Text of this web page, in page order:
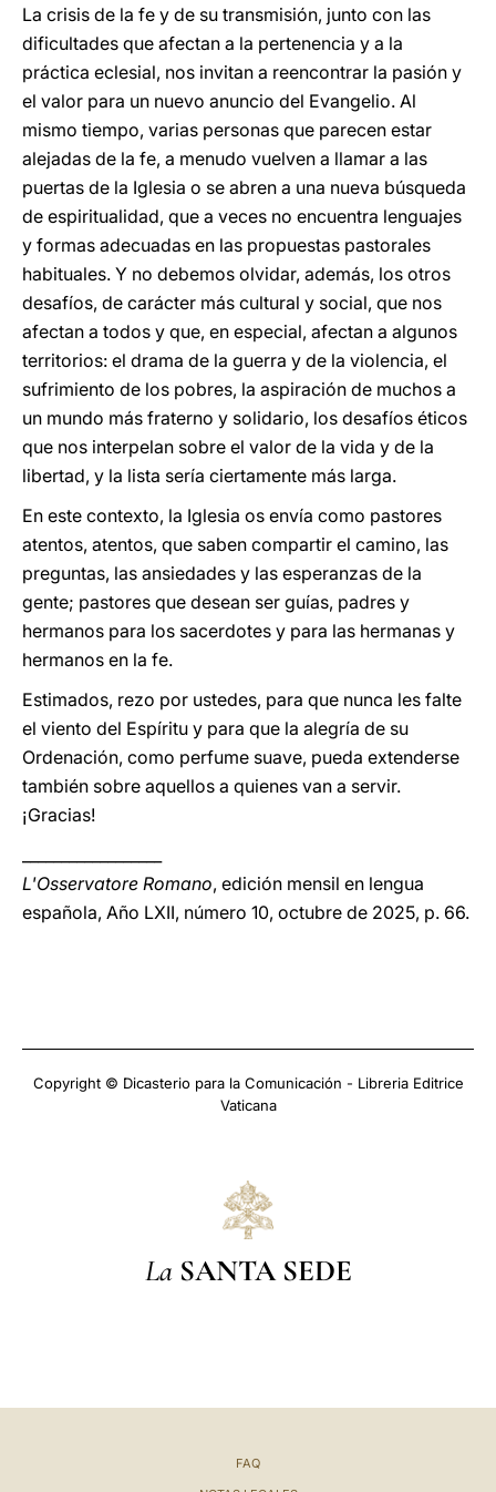
La crisis de la fe y de su transmisión, junto con las
dificultades que afectan a la pertenencia y a la
práctica eclesial, nos invitan a reencontrar la pasión y
el valor para un nuevo anuncio del Evangelio. Al
mismo tiempo, varias personas que parecen estar
alejadas de la fe, a menudo vuelven a llamar a las
puertas de la Iglesia o se abren a una nueva búsqueda
de espiritualidad, que a veces no encuentra lenguajes
y formas adecuadas en las propuestas pastorales
habituales. Y no debemos olvidar, además, los otros
desafíos, de carácter más cultural y social, que nos
afectan a todos y que, en especial, afectan a algunos
territorios: el drama de la guerra y de la violencia, el
sufrimiento de los pobres, la aspiración de muchos a
un mundo más fraterno y solidario, los desafíos éticos
que nos interpelan sobre el valor de la vida y de la
libertad, y la lista sería ciertamente más larga.
En este contexto, la Iglesia os envía como pastores
atentos, atentos, que saben compartir el camino, las
preguntas, las ansiedades y las esperanzas de la
gente; pastores que desean ser guías, padres y
hermanos para los sacerdotes y para las hermanas y
hermanos en la fe.
Estimados, rezo por ustedes, para que nunca les falte
el viento del Espíritu y para que la alegría de su
Ordenación, como perfume suave, pueda extenderse
también sobre aquellos a quienes van a servir.
¡Gracias!
L'Osservatore Romano, edición mensil en lengua
española, Año LXII, número 10, octubre de 2025, p. 66.
Copyright © Dicasterio para la Comunicación - Libreria Editrice
Vaticana
La SANTA SEDE
FAQ